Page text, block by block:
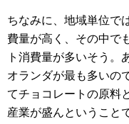
ちなみに、地域単位で
費量が高く、その中で
ト消費量が多いそう。
オランダが最も多いの
てチョコレートの原料
産業が盛んということ